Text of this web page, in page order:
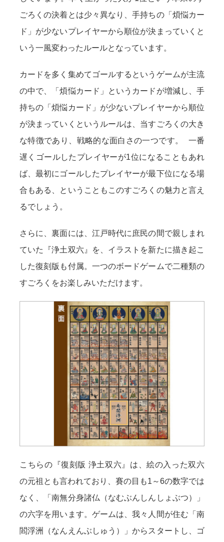
ごろくの決着とは少々異なり、手持ちの「煩悩カー
ド」が少ないプレイヤーから順位が決まっていくと
いう一風変わったルールとなっています。
カードを多く集めてゴールするというゲームが主流
の中で、「煩悩カード」というカードが増減し、手
持ちの「煩悩カード」が少ないプレイヤーから順位
が決まっていくというルールは、当すごろくの大き
な特徴であり、戦略的な面白さの一つです。 一番
遅くゴールしたプレイヤーが1位になることもあれ
ば、最初にゴールしたプレイヤーが最下位になる場
合もある、ということもこのすごろくの魅力と言え
るでしょう。
さらに、裏面には、江戸時代に庶民の間で親しまれ
ていた『浄土双六』を、イラストを新たに描き起こ
した復刻版も付属。一つのボードゲームで二種類の
すごろくをお楽しみいただけます。
こちらの『復刻版 浄土双六』は、絵の入った双六
の元祖とも言われており、賽の目も1～6の数字では
なく、「南無分身諸仏（なむぶんしんしょぶつ）」
の六字を用います。ゲームは、我々人間が住む「南
閻浮洲（なんえんぶしゅう）」からスタートし、ゴ